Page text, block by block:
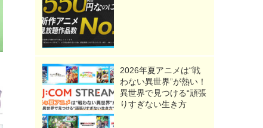
2026年夏アニメは“戦
わない異世界”が熱い！
異世界で見つける“頑張
りすぎない生き方